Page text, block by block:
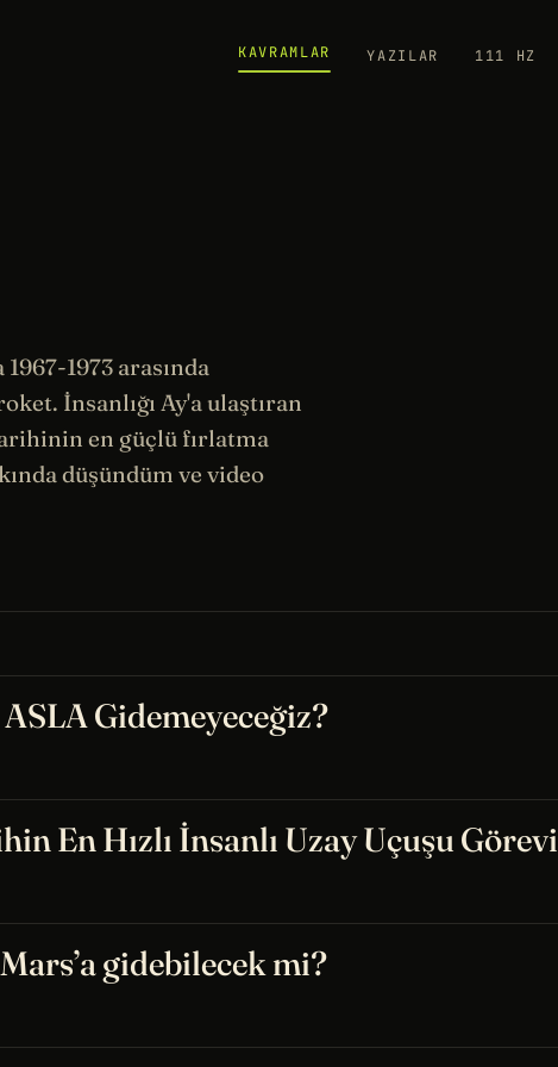
KAVRAMLAR YAZILAR 111 HZ
1973 arasında
İnsanlığı Ay'a ulaştıran
en güçlü fırlatma
düşündüm ve video
Gidemeyeceğiz?
En Hızlı İnsanlı Uzay Uçuşu Görevi
gidebilecek mi?